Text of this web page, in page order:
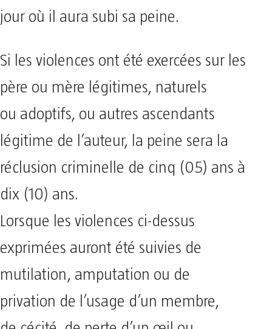
jour où il aura subi sa peine.
Si les violences ont été exercées sur les
père ou mère légitimes, naturels
ou adoptifs, ou autres ascendants
légitime de l’auteur, la peine sera la
réclusion criminelle de cinq (05) ans à
dix (10) ans.
Lorsque les violences ci-dessus
exprimées auront été suivies de
mutilation, amputation ou de
privation de l’usage d’un membre,